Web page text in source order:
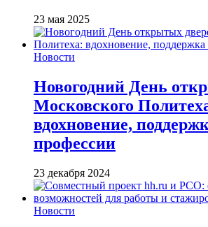
23 мая 2025
Новости
Новогодний День
Московского
вдохновение,
профессии
23 декабря 2024
Новости